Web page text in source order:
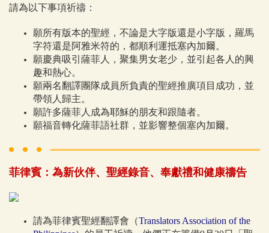
請為以下事項祈禱：
願所有版本的聖經，不論是大字版還是小字版，羅馬
字符還是阿雅米符的，都順利運抵塞內加爾。
願慶典吸引薩菲人，聚集男女老少，並引起各人的興
趣和熱心。
願兩名翻譯團隊成員所負責的聖經推廣項目成功，並
帶領人歸主。
願許多薩菲人成為耶穌的朋友和跟隨者。
願福音轉化薩菲語社群，並影響整個塞內加爾。
​菲律賓：為新伙伴、聖經錄音、奉獻禮和健康禱告
請為菲律賓聖經翻譯會（Translators Association of the